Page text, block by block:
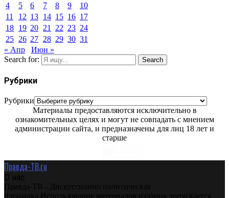
4
5 6 7 8 9
10
11
12 13 14 15 16 17
18 19 20 21 22 23 24
25 26 27 28 29 30 31
« Апр
Июн »
Search for:
Search
Рубрики
Рубрики
Материалы предоставляются исключительно в
ознакомительных целях и могут не совпадать с мнением
администрации сайта, и предназначены для лиц 18 лет и
старше
Правда-ТВ.ru
О нас
Правда-ТВ - Дискуссионно политическая
площадка.Использование материалов издания допускается